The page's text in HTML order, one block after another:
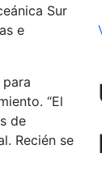
Sur
e
“El
de
Recién se